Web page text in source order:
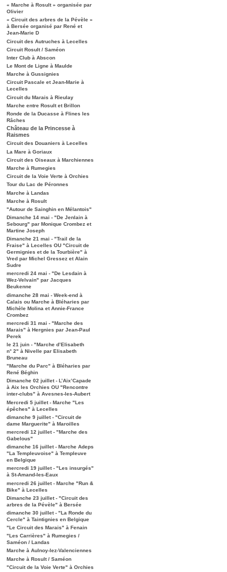
« Marche à Rosult » organisée par
Olivier
« Circuit des arbres de la Pévèle »
à Bersée organisé par René et
Jean-Marie D
Circuit des Autruches à Lecelles
Circuit Rosult / Saméon
Inter Club à Abscon
Le Mont de Ligne à Maulde
Marche à Gussignies
Circuit Pascale et Jean-Marie à
Lecelles
Circuit du Marais à Rieulay
Marche entre Rosult et Brillon
Ronde de la Ducasse à Flines les
Râches
Château de la Princesse à
Raismes
Circuit des Douaniers à Lecelles
La Mare à Goriaux
Circuit des Oiseaux à Marchiennes
Marche à Rumegies
Circuit de la Voie Verte à Orchies
Tour du Lac de Péronnes
Marche à Landas
Marche à Rosult
"Autour de Sainghin en Mélantois"
Dimanche 14 mai - "De Jenlain à
Sebourg" par Monique Crombez et
Martine Joseph
Dimanche 21 mai - "Trail de la
Fraise" à Lecelles OU "Circuit de
Germignies et de la Tourbière" à
Vred par Michel Gressez et Alain
Sudre
mercredi 24 mai - "De Lesdain à
Wez-Velvain" par Jacques
Beukenne
dimanche 28 mai - Week-end à
Calais ou Marche à Bléharies par
Michèle Molina et Annie-France
Crombez
mercredi 31 mai - "Marche des
Marais" à Hergnies par Jean-Paul
Perek
le 21 juin - "Marche d’Elisabeth
n° 2" à Nivelle par Elisabeth
Bruneau
"Marche du Parc" à Bléharies par
René Béghin
Dimanche 02 juillet - L’Aix’Capade
à Aix les Orchies OU "Rencontre
inter-clubs" à Avesnes-les-Aubert
Mercredi 5 juillet - Marche "Les
épêches" à Lecelles
dimanche 9 juillet - "Circuit de
dame Marguerite" à Maroilles
mercredi 12 juillet - "Marche des
Gabelous"
dimanche 16 juillet - Marche Adeps
"La Templeuvoise" à Templeuve
en Belgique
mercredi 19 juillet - "Les insurgés"
à St-Amand-les-Eaux
mercredi 26 juillet - Marche "Run &
Bike" à Lecelles
Dimanche 23 juillet - "Circuit des
arbres de la Pévèle" à Bersée
dimanche 30 juillet - "La Ronde du
Cercle" à Taintignies en Belgique
"Le Circuit des Marais" à Fenain
"Les Carrières" à Rumegies /
Saméon / Landas
Marche à Aulnoy-lez-Valenciennes
Marche à Rosult / Saméon
"Circuit de la Voie Verte" à Orchies